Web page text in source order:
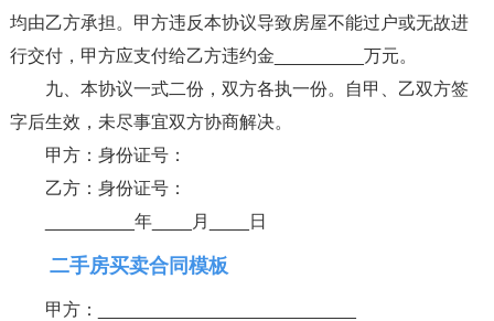
均由乙方承担。甲方违反本协议导致房屋不能过户或无故进
行交付，甲方应支付给乙方违约金_________万元。
九、本协议一式二份，双方各执一份。自甲、乙双方签
字后生效，未尽事宜双方协商解决。
甲方：身份证号：
乙方：身份证号：
_________年____月____日
二手房买卖合同模板
甲方：__________________________